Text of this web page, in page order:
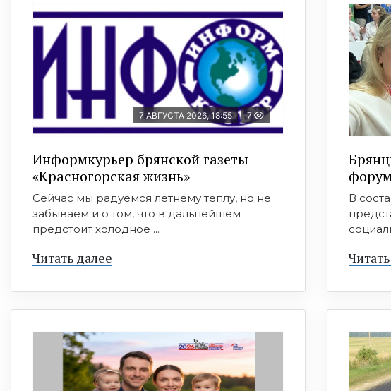
7 АВГУСТА 2026, 18:55 7
Информкурьер брянской газеты
«Красногорская жизнь»
Сейчас мы радуемся летнему теплу, но не
забываем и о том, что в дальнейшем
предстоит холодное ...
Читать далее
В